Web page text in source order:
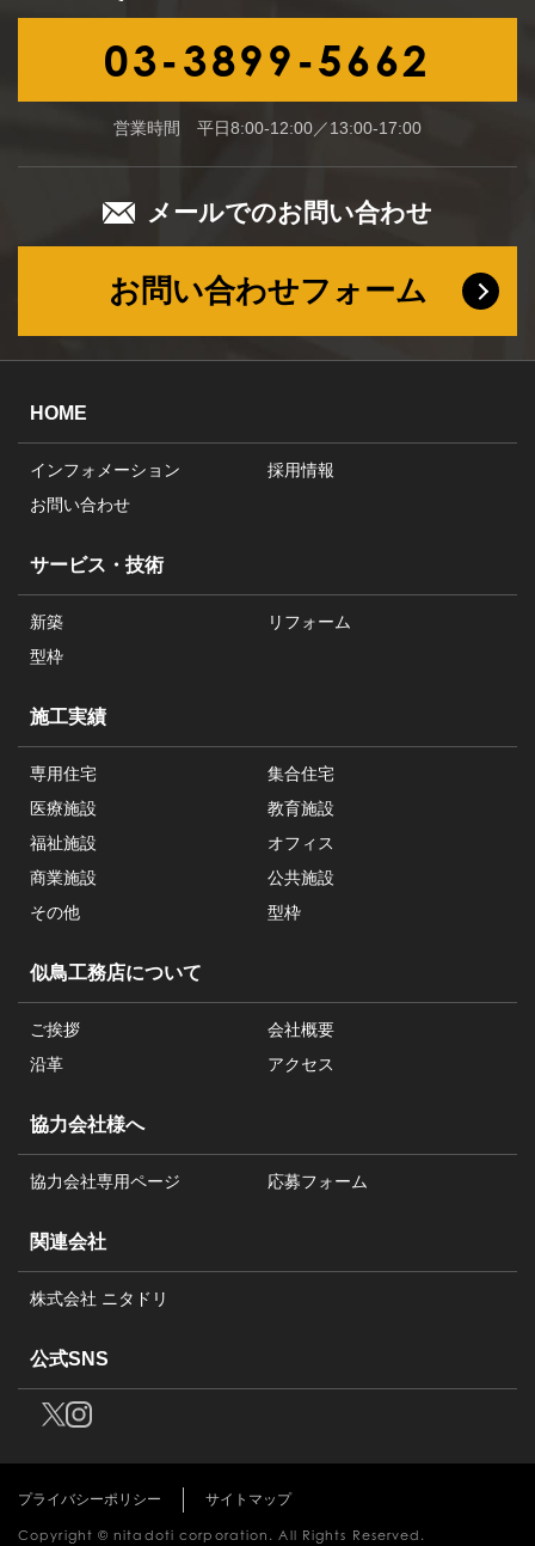
03-3899-5662
営業時間 平日8:00-12:00／13:00-17:00
メールでのお問い合わせ
お問い合わせフォーム
HOME
インフォメーション
採用情報
お問い合わせ
サービス・技術
新築
リフォーム
型枠
施工実績
専用住宅
集合住宅
医療施設
教育施設
福祉施設
オフィス
商業施設
公共施設
その他
型枠
似鳥工務店について
ご挨拶
会社概要
沿革
アクセス
協力会社様へ
協力会社専用ページ 応募フォーム
関連会社
株式会社 ニタドリ
公式SNS
プライバシーポリシー サイトマップ
Copyright © nitadoti corporation. All Rights Reserved.